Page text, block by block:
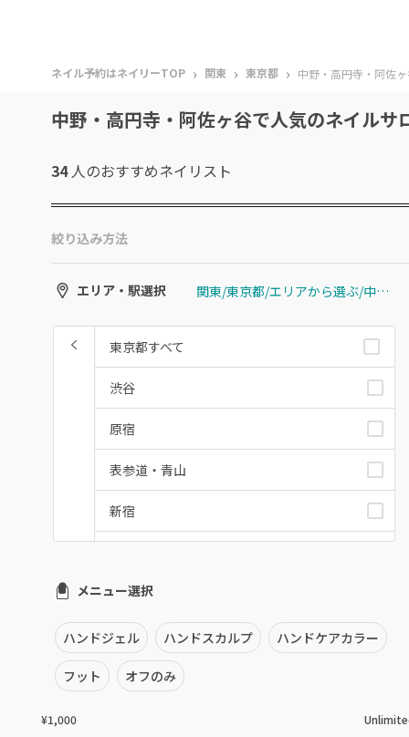
ネイル予約はネイリーTOP › 関東 › 東京都 › 中野・高円寺・阿佐ヶ
中野・高円寺・阿佐ヶ谷で人気のネイルサ
34人のおすすめネイリスト
絞り込み方法
エリア・駅選択 関東/東京都/エリアから選ぶ/中野・高円寺・阿佐ヶ谷
東京都すべて
渋谷
原宿
表参道・青山
新宿
銀座・新橋・有楽町
恵比寿・代官山・中目黒
自由が丘・学芸大学
メニュー選択
ハンドジェル ハンドスカルプ ハンドケアカラー
フット オフのみ
¥1,000